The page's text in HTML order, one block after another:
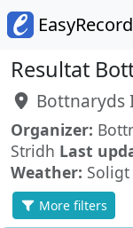
EasyRecord
Resultat
Bottnaryds
Organizer:
Stridh Last
Weather:
More filters